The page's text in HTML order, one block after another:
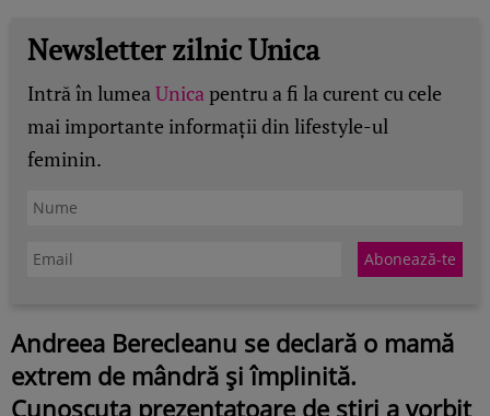
Newsletter zilnic Unica
Intră în lumeaUnicapentru a fi la curent cu cele
mai importante informații din lifestyle-ul
feminin.
Andreea Berecleanu se declară o mamă
extrem de mândră și împlinită.
Cunoscuta prezentatoare de știri a vorbit